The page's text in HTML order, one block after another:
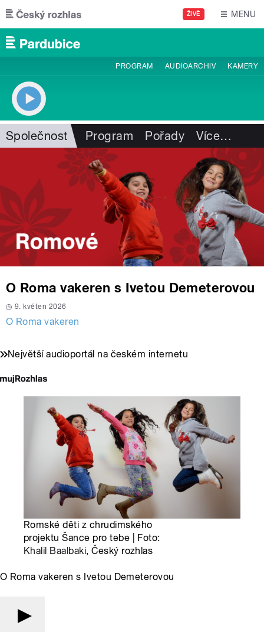
Přejít k hlavnímu obsahu
ŽIVĚ MENU
PROGRAM AUDIOARCHIV KAMERY
Společnost Program Pořady Více…
O Roma vakeren s Ivetou Demeterovou
9. květen 2026
O Roma vakeren
Největší audioportál na českém internetu
Romské děti z chrudimského
projektu Šance pro tebe | Foto:
Khalil Baalbaki, Český rozhlas
O Roma vakeren s Ivetou Demeterovou